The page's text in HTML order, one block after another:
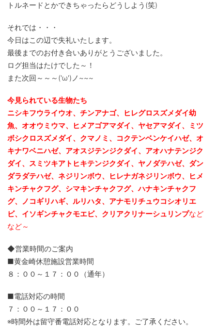
トルネードとかできちゃったらどうしよう(笑)
それでは・・・
今日はこの辺で失礼いたします。
最後までのお付き合いありがとうございました。
ログ担当はたけでした～！
また次回～～～('ω')ノ~~~
今見られている生物たち
ニシキフウライウオ、チンアナゴ、ヒレグロスズメダイ幼
魚、 オオウミウマ、ヒメアゴアマダイ、ヤセアマダイ、ミツ
ボシクロスズメダイ、クマノミ、コクテンベンケイハゼ、オ
キナワベニハゼ、アオスジテンジクダイ、 アオハナテンジク
ダイ、スミツキアトヒキテンジクダイ、ヤノダテハゼ、ダン
ダラダテハゼ、ネジリンボウ、ヒレナガネジリンボウ、ヒメ
キンチャクフグ、シマキンチャクフグ、ハナキンチャクフ
グ、ノコギリハギ、ルリハタ、アナモリチュウコシオリエ
ビ、 イソギンチャクモエビ、クリアクリナーシュリンプなど
など～
◆営業時間のご案内
■黄金崎休憩施設営業時間
８：００～１７：００（通年）
■電話対応の時間
７：００～１７：００
※時間外は留守番電話対応となります。ご了承ください。